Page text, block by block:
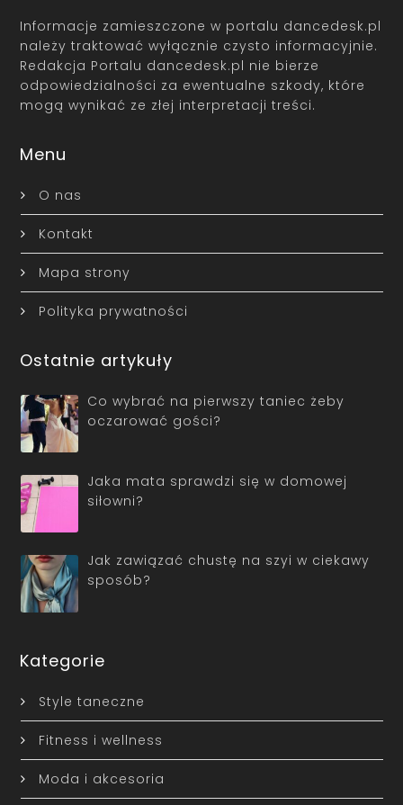
Informacje zamieszczone w portalu dancedesk.pl
należy traktować wyłącznie czysto informacyjnie.
Redakcja Portalu dancedesk.pl nie bierze
odpowiedzialności za ewentualne szkody, które
mogą wynikać ze złej interpretacji treści.
Menu
O nas
Kontakt
Mapa strony
Polityka prywatności
Ostatnie artykuły
Co wybrać na pierwszy taniec żeby
oczarować gości?
Jaka mata sprawdzi się w domowej
siłowni?
Jak zawiązać chustę na szyi w ciekawy
sposób?
Kategorie
Style taneczne
Fitness i wellness
Moda i akcesoria